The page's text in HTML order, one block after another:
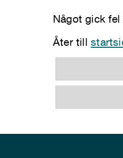
Något gick
Åter till